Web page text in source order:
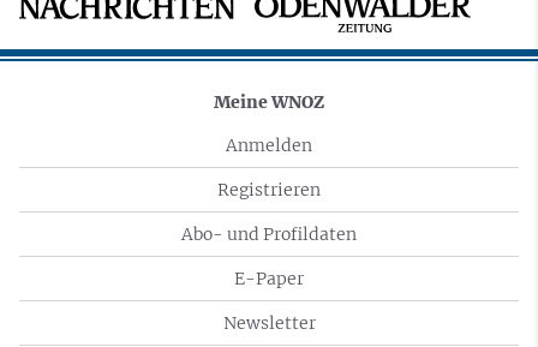
Meine WNOZ
Anmelden
Registrieren
Abo- und Profildaten
E-Paper
Newsletter